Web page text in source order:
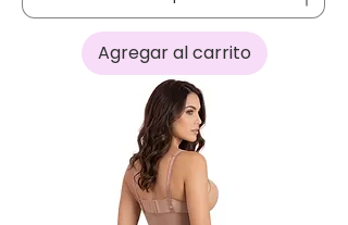
Agregar al carrito